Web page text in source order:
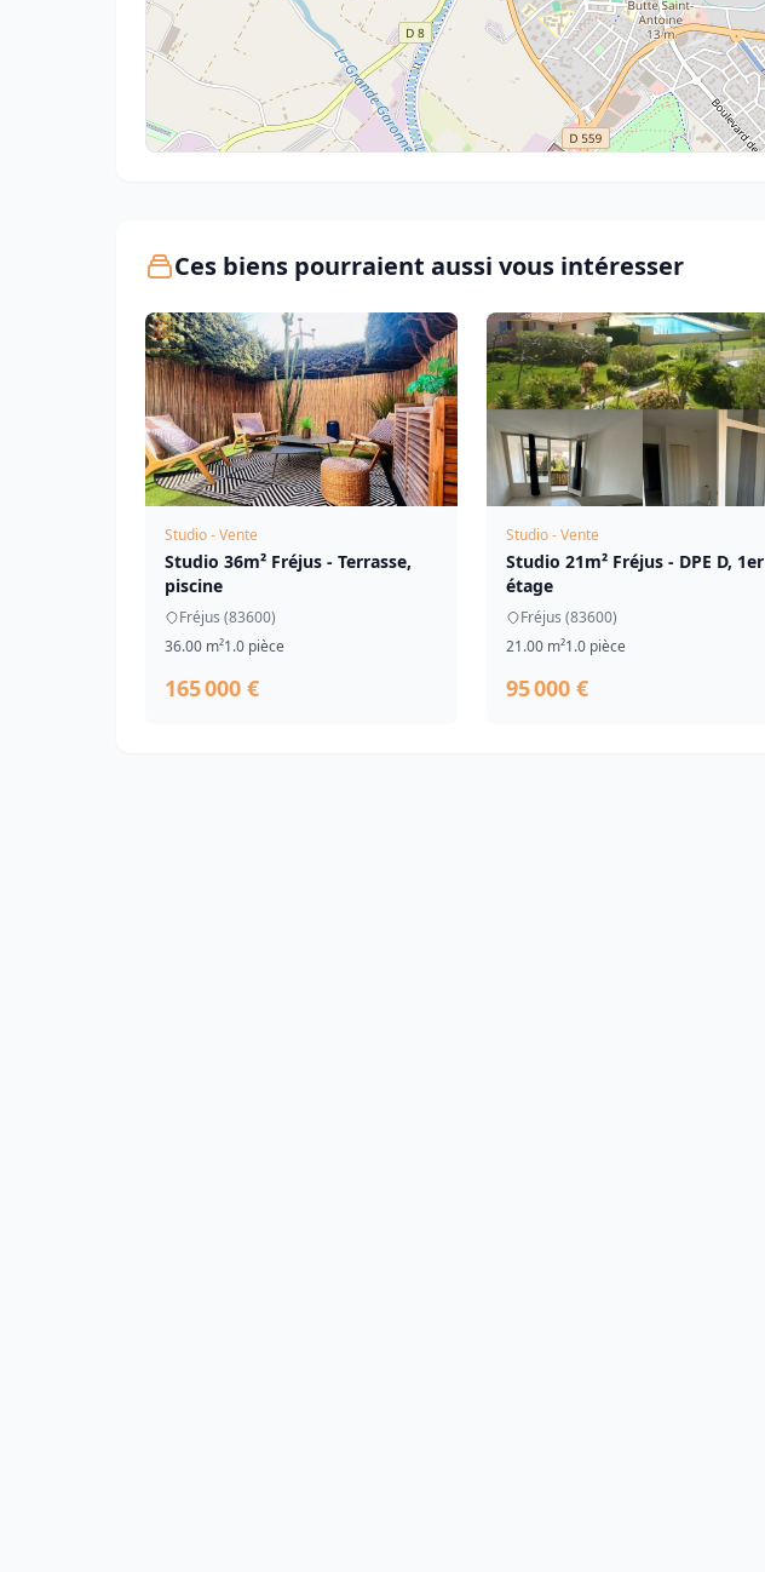
Ces biens pourraient aussi vous intéresser
Studio - Vente
Studio 36m² Fréjus - Terrasse,
piscine
Fréjus (83600)
36.00 m²1.0 pièce
165 000 €
Studio - Vente
Studio 21m² Fréjus - DPE D, 1er
étage
Fréjus (83600)
21.00 m²1.0 pièce
95 000 €